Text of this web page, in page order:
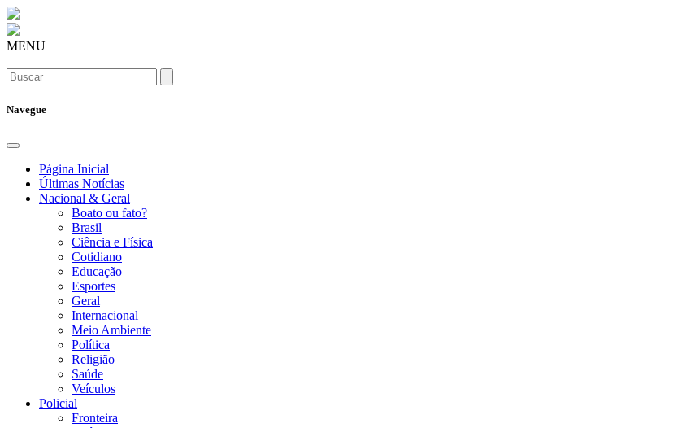
MENU
Navegue
Página Inicial
Últimas Notícias
Nacional & Geral
Boato ou fato?
Brasil
Ciência e Física
Cotidiano
Educação
Esportes
Geral
Internacional
Meio Ambiente
Política
Religião
Saúde
Veículos
Policial
Fronteira